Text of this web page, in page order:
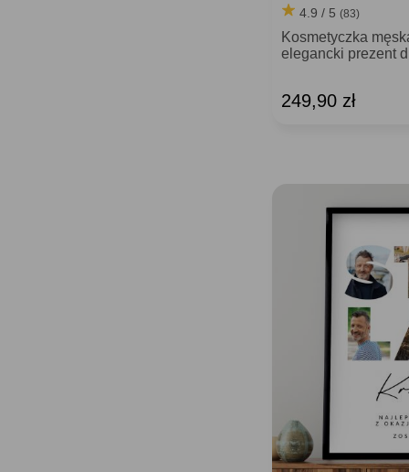
4.9 / 5(83)
Kosmetyczka
elegancki prezent
249,90 zł